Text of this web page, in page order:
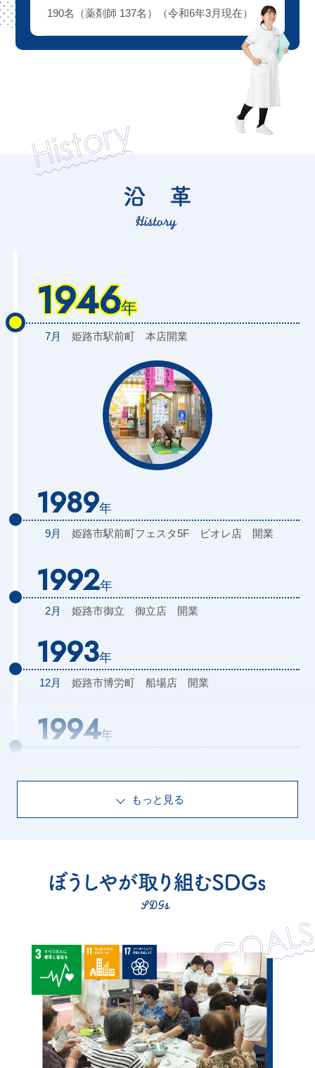
190名（薬剤師 137名）（令和6年3月現在）
1946年
7月 姫路市駅前町本店開業
1989年
9月 姫路市駅前町フェスタ5F ピオレ店 開業
1992年
2月 姫路市御立御立店 開業
1993年
12月 姫路市博労町 船場店 開業
1994年
1996年
姫路市白銀町大手前店
7月
姫路市増位新町花北店
開業
11月
姫路市西駅前町 西駅前店開業
1997年
3月 姫路市飾磨区英賀保英賀保店
開業
4月
姫路市飾磨区上野田南店開業
もっと見る